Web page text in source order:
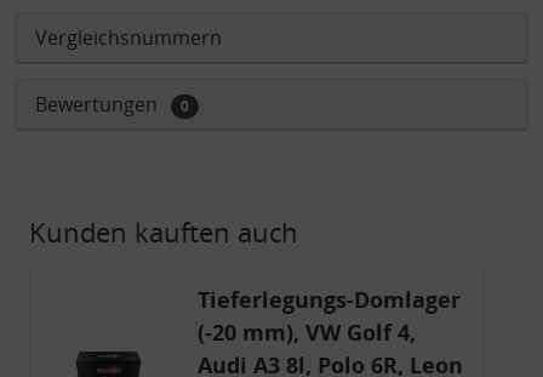
Vergleichsnummern
Bewertungen 0
Kunden kauften auch
Tieferlegungs-Domlager
(-20 mm), VW Golf 4,
Audi A3 8l, Polo 6R, Leon